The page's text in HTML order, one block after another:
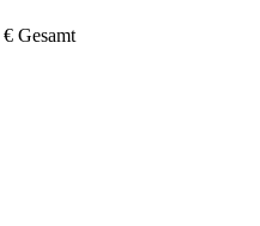
Gesamt